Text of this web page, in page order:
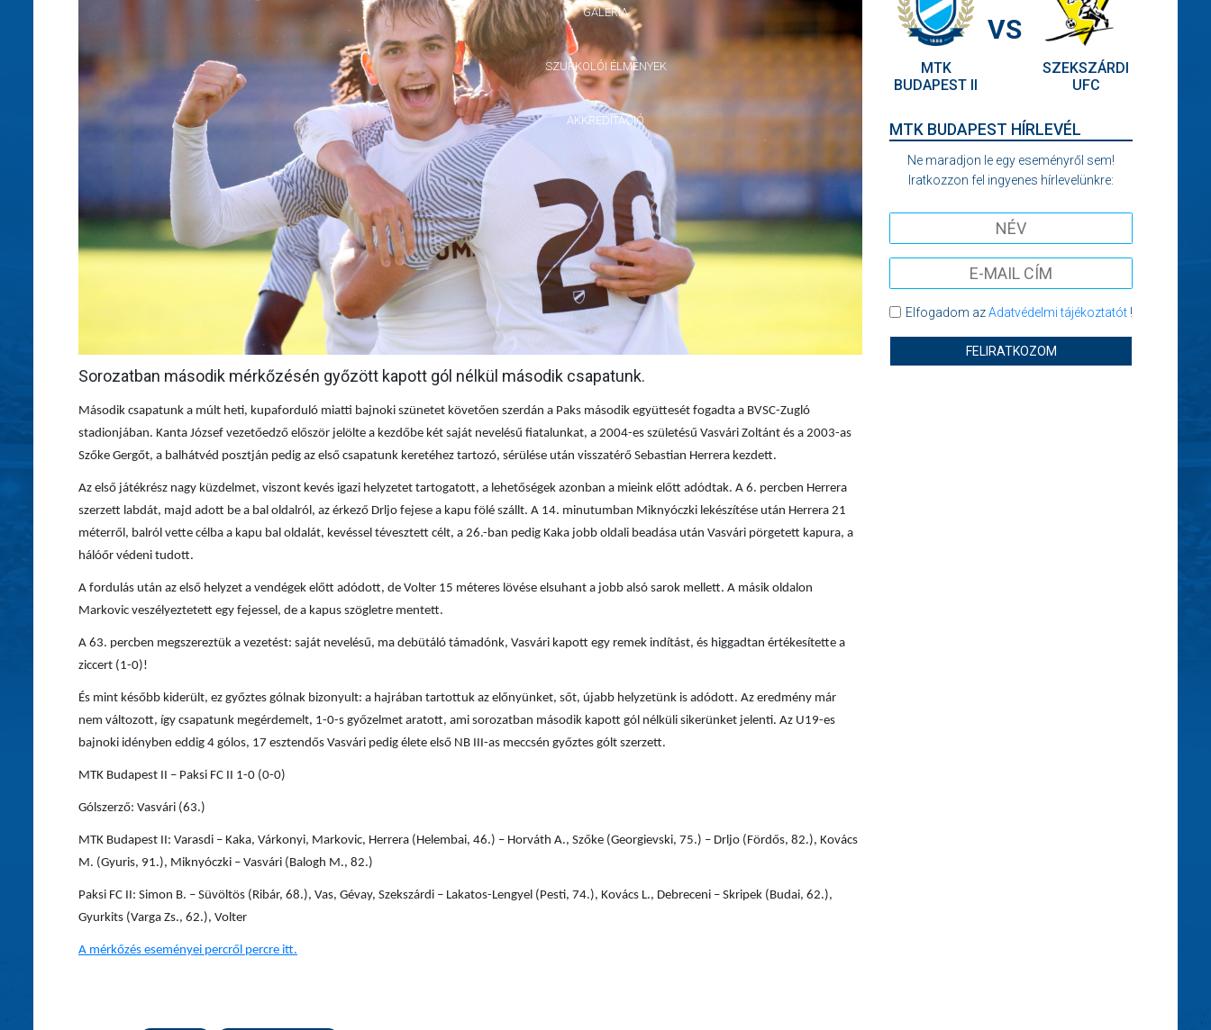
GALÉRIA
SZURKOLÓI ÉLMÉNYEK
AKKREDITÁCIÓ
Sorozatban második mérkőzésén győzött kapott gól nélkül második csapatunk.
Második csapatunk a múlt heti, kupaforduló miatti bajnoki szünetet követően szerdán a Paks második együttesét fogadta a BVSC-Zugló
stadionjában. Kanta József vezetőedző először jelölte a kezdőbe két saját nevelésű fiatalunkat, a 2004-es születésű Vasvári Zoltánt és a 2003-as
Szőke Gergőt, a balhátvéd posztján pedig az első csapatunk keretéhez tartozó, sérülése után visszatérő Sebastian Herrera kezdett.
Az első játékrész nagy küzdelmet, viszont kevés igazi helyzetet tartogatott, a lehetőségek azonban a mieink előtt adódtak. A 6. percben Herrera
szerzett labdát, majd adott be a bal oldalról, az érkező Drljo fejese a kapu fölé szállt. A 14. minutumban Miknyóczki lekészítése után Herrera 21
méterről, balról vette célba a kapu bal oldalát, kevéssel tévesztett célt, a 26.-ban pedig Kaka jobb oldali beadása után Vasvári pörgetett kapura, a
hálóőr védeni tudott.
A fordulás után az első helyzet a vendégek előtt adódott, de Volter 15 méteres lövése elsuhant a jobb alsó sarok mellett. A másik oldalon
Markovic veszélyeztetett egy fejessel, de a kapus szögletre mentett.
A 63. percben megszereztük a vezetést: saját nevelésű, ma debütáló támadónk, Vasvári kapott egy remek indítást, és higgadtan értékesítette a
ziccert (1-0)!
És mint később kiderült, ez győztes gólnak bizonyult: a hajrában tartottuk az előnyünket, sőt, újabb helyzetünk is adódott. Az eredmény már
nem változott, így csapatunk megérdemelt, 1-0-s győzelmet aratott, ami sorozatban második kapott gól nélküli sikerünket jelenti. Az U19-es
bajnoki idényben eddig 4 gólos, 17 esztendős Vasvári pedig élete első NB III-as meccsén győztes gólt szerzett.
MTK Budapest II – Paksi FC II 1-0 (0-0)
Gólszerző: Vasvári (63.)
MTK Budapest II: Varasdi – Kaka, Várkonyi, Markovic, Herrera (Helembai, 46.) – Horváth A., Szőke (Georgievski, 75.) – Drljo (Fördős, 82.), Kovács
M. (Gyuris, 91.), Miknyóczki – Vasvári (Balogh M., 82.)
Paksi FC II: Simon B. – Süvöltös (Ribár, 68.), Vas, Gévay, Szekszárdi – Lakatos-Lengyel (Pesti, 74.), Kovács L., Debreceni – Skripek (Budai, 62.),
Gyurkits (Varga Zs., 62.), Volter
A mérkőzés eseményei percről percre itt.
MTK
BUDAPEST II
VS
SZEKSZÁRDI
UFC
MTK BUDAPEST HÍRLEVÉL
Ne maradjon le egy eseményről sem!
Iratkozzon fel ingyenes hírlevelünkre:
Elfogadom azAdatvédelmi tájékoztatót!
FELIRATKOZOM